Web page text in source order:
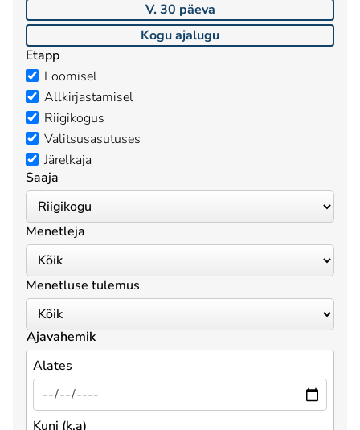
V. 30 päeva
Kogu ajalugu
Etapp
Loomisel
Allkirjastamisel
Riigikogus
Valitsusasutuses
Järelkaja
Saaja
Menetleja
Menetluse tulemus
Ajavahemik
Alates
Kuni (k.a)